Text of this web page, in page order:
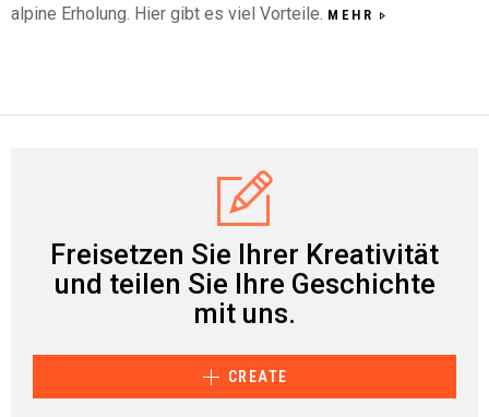
alpine Erholung. Hier gibt es viel Vorteile. MEHR
Freisetzen Sie Ihrer Kreativität
und teilen Sie Ihre Geschichte
mit uns.
CREATE